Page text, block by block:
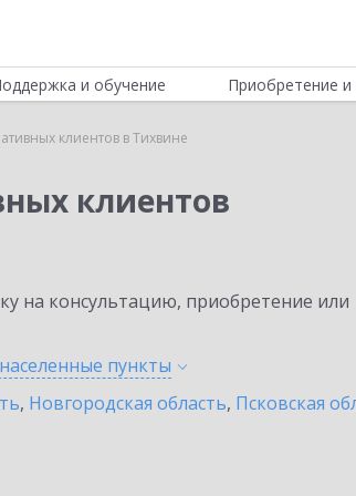
и обучение Приобретение и
клиентов в Тихвине
клиентов
на консультацию, приобретение или
пункты
, Новгородская область, Псковская